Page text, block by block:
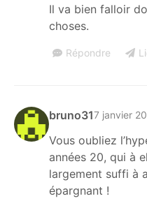
Il va bien falloir
choses.
Répondre
bruno317 janvier
Vous oubliez
années 20, qui à
largement suffi à
épargnant !